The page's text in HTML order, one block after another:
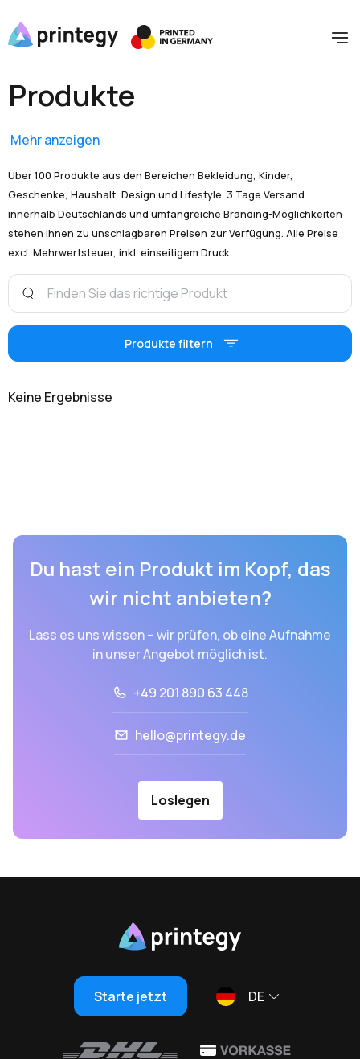
Produkte
Mehr anzeigen
Über 100 Produkte aus den Bereichen Bekleidung, Kinder,
Geschenke, Haushalt, Design und Lifestyle. 3 Tage Versand
innerhalb Deutschlands und umfangreiche Branding-Möglichkeiten
stehen Ihnen zu unschlagbaren Preisen zur Verfügung. Alle Preise
excl. Mehrwertsteuer, inkl. einseitigem Druck.
Produkte filtern
Keine Ergebnisse
Du hast ein Produkt im Kopf, das
wir nicht anbieten?
Lass es uns wissen – wir prüfen, ob eine Aufnahme
in unser Angebot möglich ist.
+49 201 890 63 448
hello@printegy.de
Loslegen
Starte jetzt DE